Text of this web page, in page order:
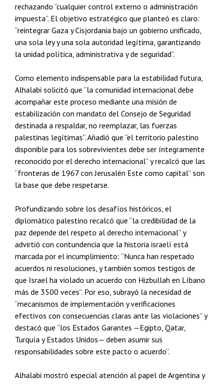
rechazando “cualquier control externo o administración
impuesta”. El objetivo estratégico que planteó es claro:
“reintegrar Gaza y Cisjordania bajo un gobierno unificado,
una sola ley y una sola autoridad legítima, garantizando
la unidad política, administrativa y de seguridad”.
Como elemento indispensable para la estabilidad futura,
Alhalabi solicitó que “la comunidad internacional debe
acompañar este proceso mediante una misión de
estabilización con mandato del Consejo de Seguridad
destinada a respaldar, no reemplazar, las fuerzas
palestinas legítimas”. Añadió que “el territorio palestino
disponible para los sobrevivientes debe ser íntegramente
reconocido por el derecho internacional” y recalcó que las
“fronteras de 1967 con Jerusalén Este como capital” son
la base que debe respetarse.
Profundizando sobre los desafíos históricos, el
diplomático palestino recalcó que “la credibilidad de la
paz depende del respeto al derecho internacional” y
advirtió con contundencia que la historia israelí está
marcada por el incumplimiento: “Nunca han respetado
acuerdos ni resoluciones, y también somos testigos de
que Israel ha violado un acuerdo con Hizbullah en Líbano
más de 3500 veces”. Por eso, subrayó la necesidad de
“mecanismos de implementación y verificaciones
efectivos con consecuencias claras ante las violaciones” y
destacó que “los Estados Garantes —Egipto, Qatar,
Turquía y Estados Unidos— deben asumir sus
responsabilidades sobre este pacto o acuerdo”.
Alhalabi mostró especial atención al papel de Argentina y